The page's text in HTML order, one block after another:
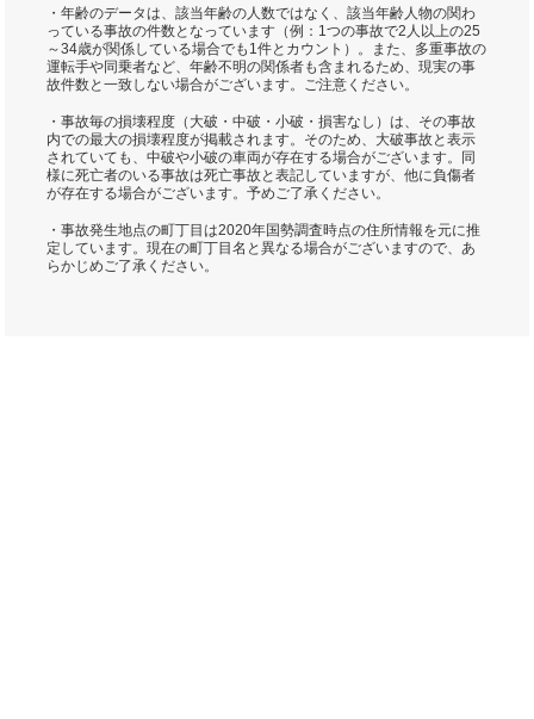
・年齢のデータは、該当年齢の人数ではなく、該当年齢人物の関わ
っている事故の件数となっています（例：1つの事故で2人以上の25
～34歳が関係している場合でも1件とカウント）。また、多重事故の
運転手や同乗者など、年齢不明の関係者も含まれるため、現実の事
故件数と一致しない場合がございます。ご注意ください。
・事故毎の損壊程度（大破・中破・小破・損害なし）は、その事故
内での最大の損壊程度が掲載されます。そのため、大破事故と表示
されていても、中破や小破の車両が存在する場合がございます。同
様に死亡者のいる事故は死亡事故と表記していますが、他に負傷者
が存在する場合がございます。予めご了承ください。
・事故発生地点の町丁目は2020年国勢調査時点の住所情報を元に推
定しています。現在の町丁目名と異なる場合がございますので、あ
らかじめご了承ください。